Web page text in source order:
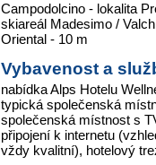
Campodolcino - lokalita
skiareál Madesimo /
Oriental - 10 m
Vybavenost a
nabídka Alps Hotelu
typická společenská
společenská místnost s
připojení k internetu
vždy kvalitní), hotelový